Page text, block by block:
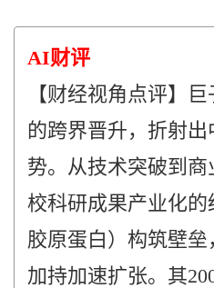
AI财评
【财经视角点评】
的跨界晋升，折射
势。从技术突破到
校科研成果产业化
胶原蛋白）构筑壁
加持加速扩张。其